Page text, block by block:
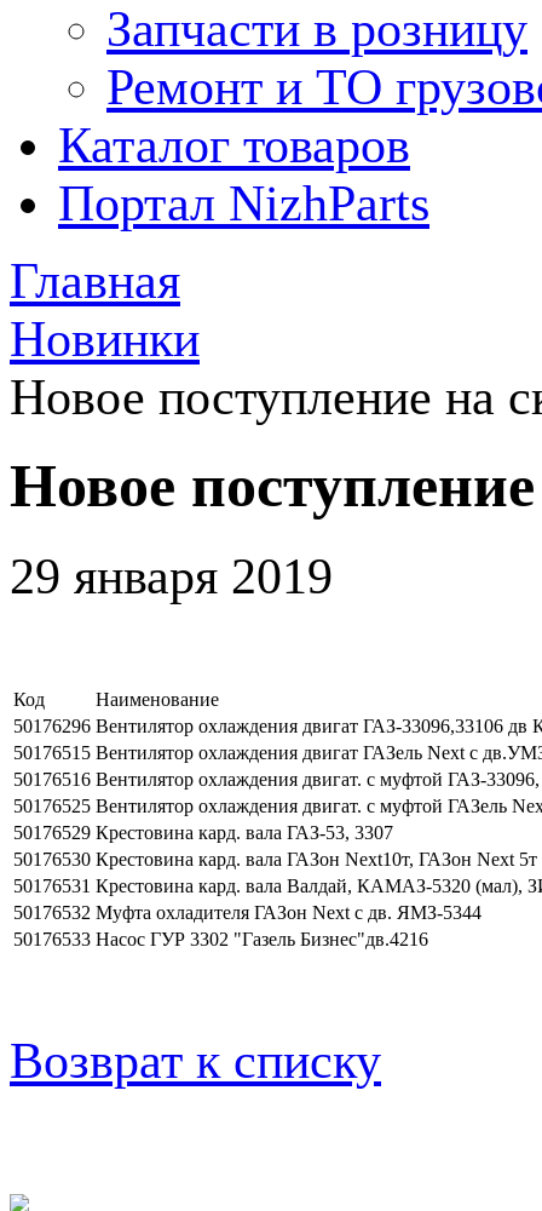
Запчасти в розницу
Ремонт и ТО
Каталог товаров
Портал NizhParts
Главная
Новинки
Новое поступление на
Новое
29 января 2019
Код
Наименование
50176296 Вентилятор охлаждения двигат ГАЗ-33096,33106
50176515 Вентилятор охлаждения двигат ГАЗель Next с
50176516 Вентилятор охлаждения двигат. с муфтой ГАЗ-
50176525 Вентилятор охлаждения двигат. с муфтой ГАЗель
50176529 Крестовина кард. вала ГАЗ-53, 3307
50176530 Крестовина кард. вала ГАЗон Next10т, ГАЗон Next
50176531 Крестовина кард. вала Валдай, КАМАЗ-5320
50176532 Муфта охладителя ГАЗон Next с дв. ЯМЗ-5344
50176533 Насос ГУР 3302 "Газель Бизнес"дв.4216
Возврат к списку